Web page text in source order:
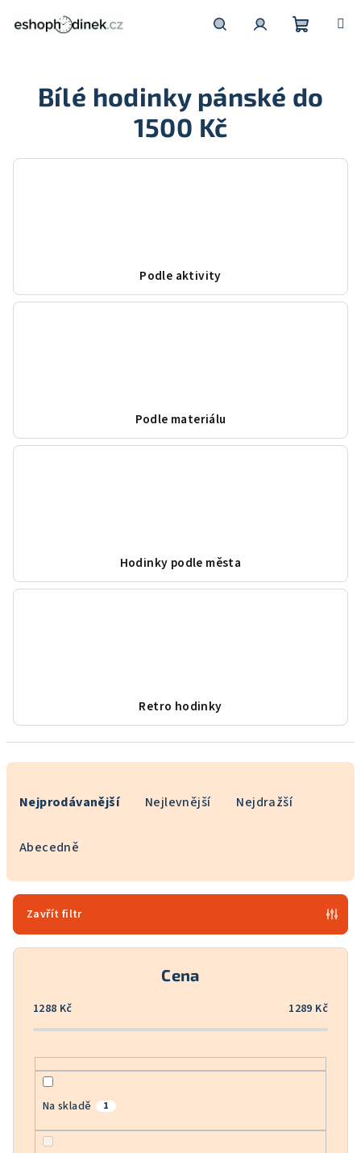
košík
Bílé hodinky pánské do
1500 Kč
Podle aktivity
Podle materiálu
Hodinky podle města
Retro hodinky
r
o
Nejprodávanější Nejlevnější Nejdražší
Abecedně
Zavřít filtr
Cena
1288 Kč 1289 Kč
Na skladě 1